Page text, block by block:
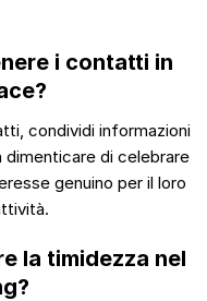
i contatti in
condividi informazioni
dimenticare di celebrare
genuino per il loro
la timidezza nel